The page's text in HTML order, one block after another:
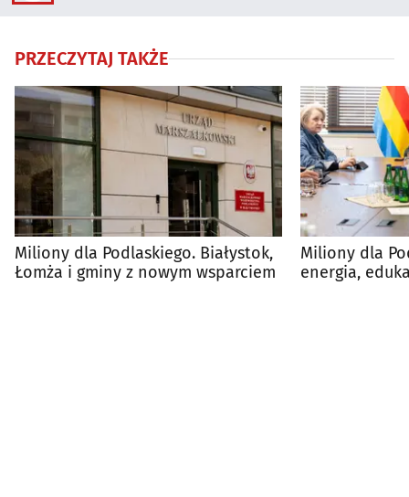
PRZECZYTAJ TAKŻE
Miliony dla Podlaskiego. Białystok,
Łomża i gminy z nowym wsparciem
Miliony dla
energia,